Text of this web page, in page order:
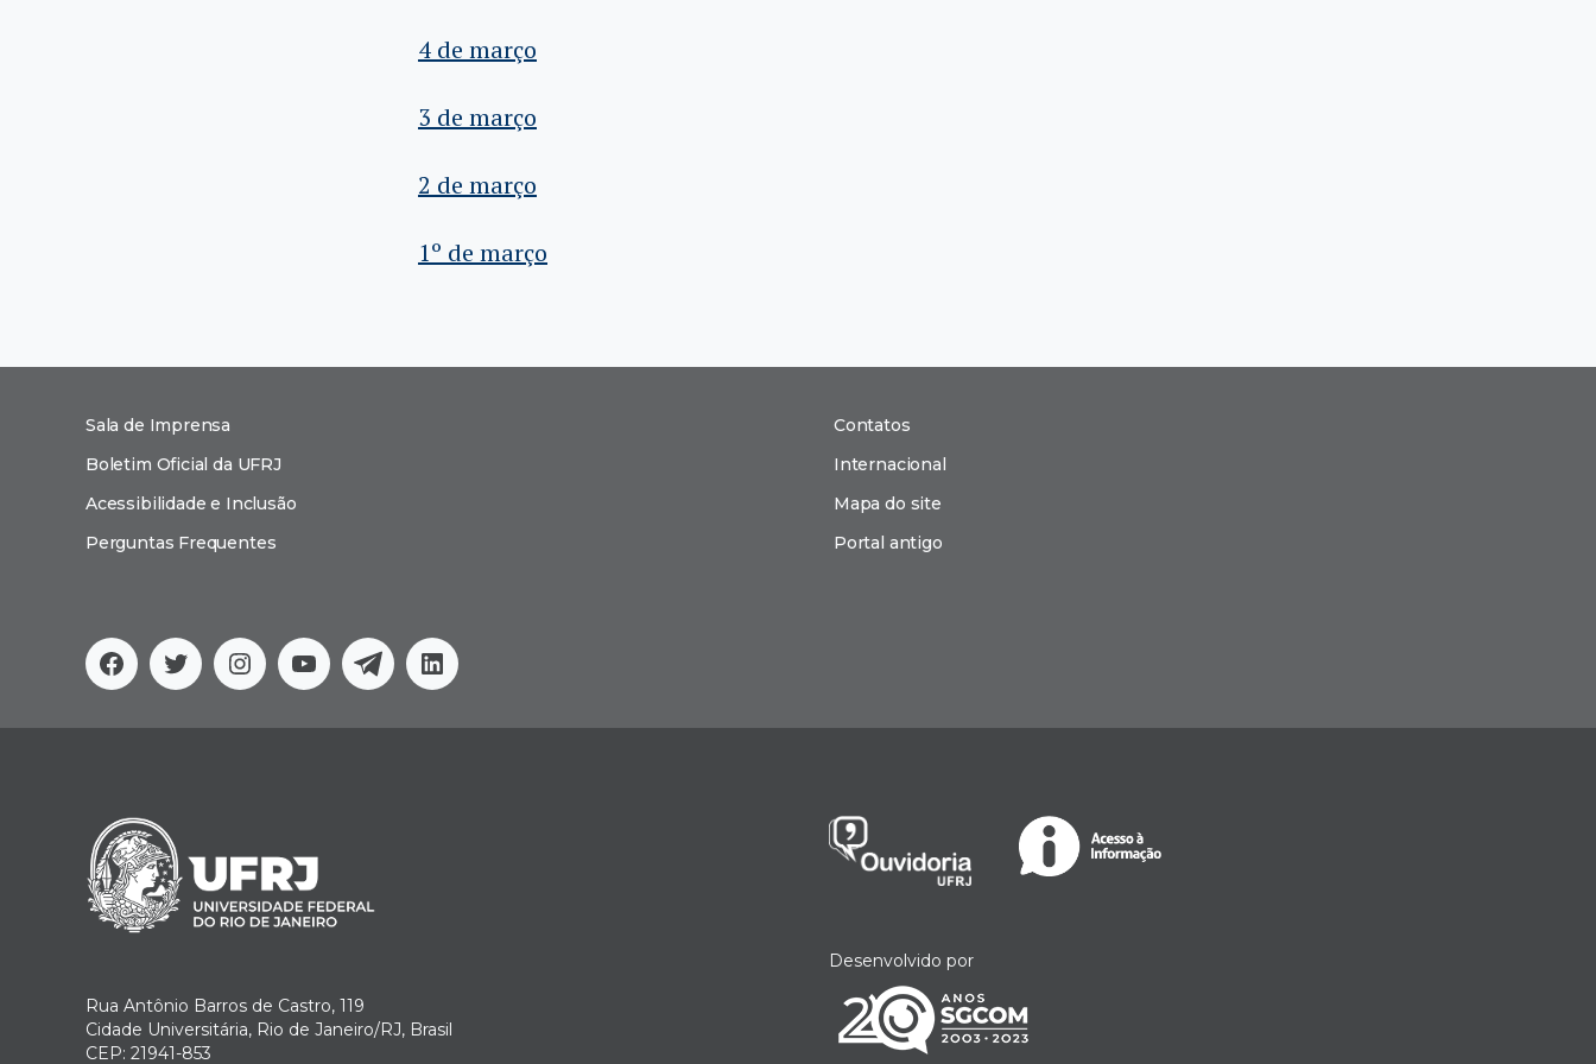
4 de março
3 de março
2 de março
1º de março
Facebook
TwitterInstagram
YouTubeTelegramLinkedin
Sala de Imprensa
Boletim Oficial da UFRJ
Acessibilidade e Inclusão
Perguntas Frequentes
Contatos
Internacional
Mapa do site
Portal antigo
Rua Antônio Barros de Castro, 119
Cidade Universitária, Rio de Janeiro/RJ, Brasil
CEP: 21941-853
Desenvolvido por